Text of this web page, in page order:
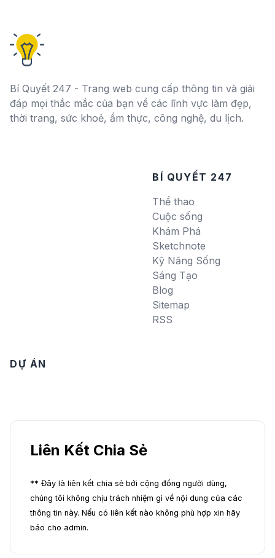
Bí Quyết 247 - Trang web cung cấp thông tin và giải
đáp mọi thắc mắc của bạn về các lĩnh vực làm đẹp,
thời trang, sức khoẻ, ẩm thực, công nghệ, du lịch.
BÍ QUYẾT 247
Thể thao
Cuộc sống
Khám Phá
Sketchnote
Kỹ Năng Sống
Sáng Tạo
Blog
Sitemap
RSS
DỰ ÁN
Liên Kết Chia Sẻ
** Đây là liên kết chia sẻ bới cộng đồng người dùng,
chúng tôi không chịu trách nhiệm gì về nội dung của các
thông tin này. Nếu có liên kết nào không phù hợp xin hãy
báo cho admin.